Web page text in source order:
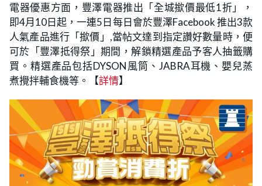
電器優惠方面，豐澤電器推出「全城撳價最低1折」，
即4月10日起，一連5日每日會於豐澤Facebook 推出3款
人氣產品進行「撳價」,當帖文達到指定讚好數量時，便
可於「豐澤抵得祭」期間，解鎖精選產品予客人抽籤購
買。精選產品包括DYSON風筒、JABRA耳機、嬰兒蒸
煮攪拌輔食機等。【詳情】